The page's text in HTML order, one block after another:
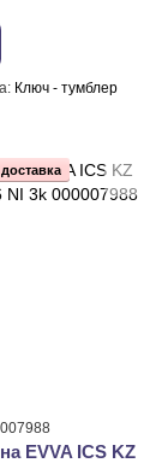
Ключ - тумблер
EVVA ICS KZ